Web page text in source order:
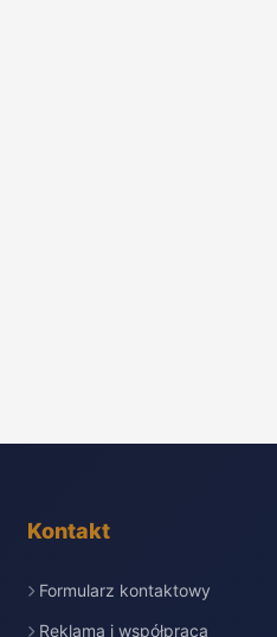
Kontakt
Formularz kontaktowy
Reklama i współpraca